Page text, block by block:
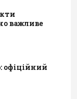
важливе
офіційний